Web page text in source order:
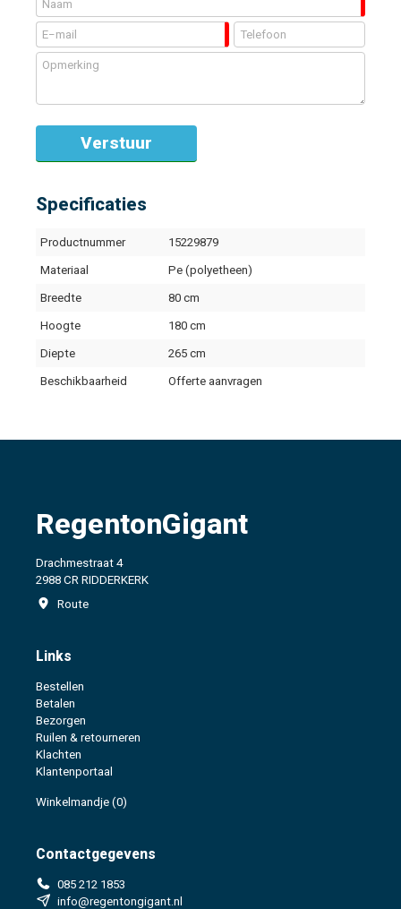
Specificaties
Productnummer 15229879
Materiaal Pe (polyetheen)
Breedte 80 cm
Hoogte 180 cm
Diepte 265 cm
Beschikbaarheid Offerte aanvragen
RegentonGigant
Drachmestraat 4
2988 CR RIDDERKERK
Route
Links
Bestellen
Betalen
Bezorgen
Ruilen & retourneren
Klachten
Klantenportaal
Winkelmandje (0)
Contactgegevens
085 212 1853
info@regentongigant.nl